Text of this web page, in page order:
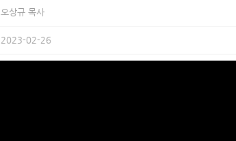
오상규 목사
2023-02-26